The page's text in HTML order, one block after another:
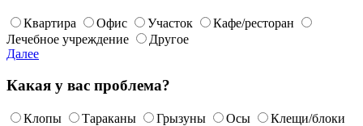
Квартира Офис Участок
Кафе/ресторан
Лечебное учреждение
Другое
Далее
Какая у вас проблема?
Клопы Тараканы Грызуны Осы
Клещи/блоки